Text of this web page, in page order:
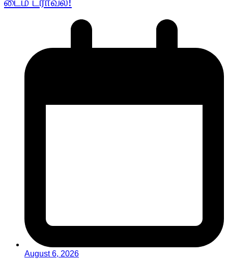
August 6, 2026